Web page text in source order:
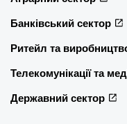
Банківський сектор
Ритейл та
Телекомунікації та
Державний сектор